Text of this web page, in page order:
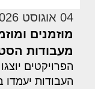
04 אוגוסט 2026
מוזמנים
מעבודות
הפרויקטים